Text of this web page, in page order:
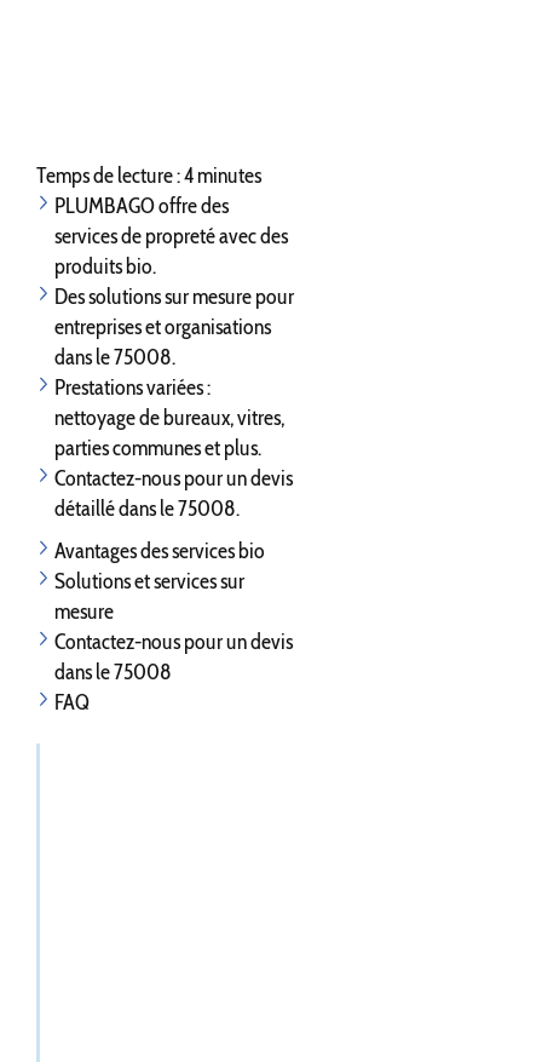
Temps de lecture : 4 minutes
PLUMBAGO offre des
services de propreté avec des
produits bio.
Des solutions sur mesure pour
entreprises et organisations
dans le 75008.
Prestations variées :
nettoyage de bureaux, vitres,
parties communes et plus.
Contactez-nous pour un devis
détaillé dans le 75008.
Avantages des services bio
Solutions et services sur
mesure
Contactez-nous pour un devis
dans le 75008
FAQ